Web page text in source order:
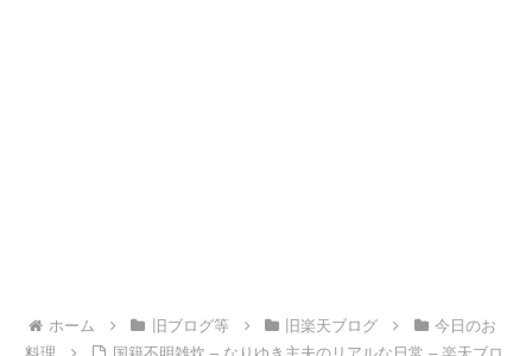
ホーム 旧ブログ等 旧楽天ブログ
今日のお